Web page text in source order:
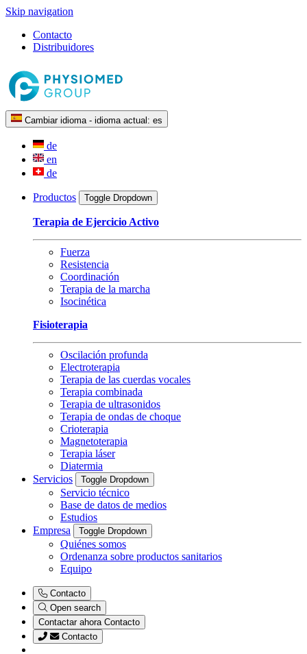
Skip navigation
Contacto
Distribuidores
Cambiar idioma - idioma actual: es
de
en
de
Productos Toggle Dropdown
Terapia de Ejercicio Activo
Fuerza
Resistencia
Coordinación
Terapia de la marcha
Isocinética
Fisioterapia
Oscilación profunda
Electroterapia
Terapia de las cuerdas vocales
Terapia combinada
Terapia de ultrasonidos
Terapia de ondas de choque
Crioterapia
Magnetoterapia
Terapia láser
Diatermia
Servicios
Toggle Dropdown
Servicio técnico
Base de datos de medios
Estudios
Empresa
Toggle Dropdown
Quiénes somos
Ordenanza sobre productos sanitarios
Equipo
Contacto
Open search
Contactar ahora Contacto
Contacto